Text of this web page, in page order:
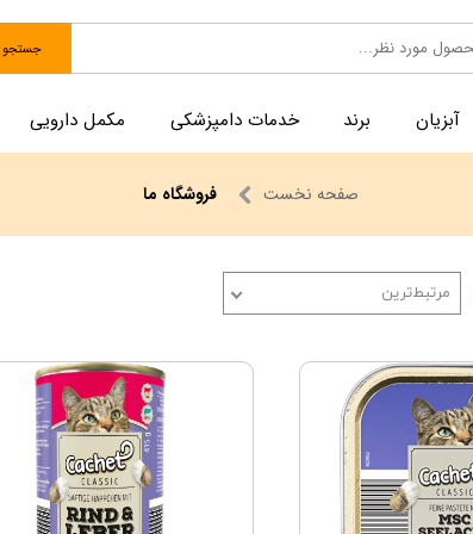
آبزیان برند خدمات دامپزشکی مکمل دارویی
جستجو
صفحه نخست فروشگاه ما
مرتبط‌ترین